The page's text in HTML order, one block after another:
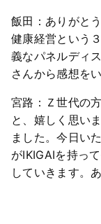
飯田：ありがと
健康経営という
義なパネルディ
さんから感想を
宮路：Ｚ世代の
と、嬉しく思い
ました。今日い
がIKIGAIを持っ
していきます。